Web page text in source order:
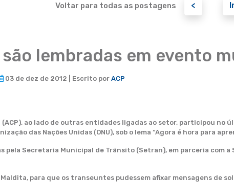
Voltar para todas as postagens <
lembradas em evento
03 de dez de 2012 | Escrito por ACP
ao lado de outras entidades ligadas ao setor, participou no
das Nações Unidas (ONU), sob o lema “Agora é hora para
Secretaria Municipal de Trânsito (Setran), em parceria com
para que os transeuntes pudessem afixar mensagens de